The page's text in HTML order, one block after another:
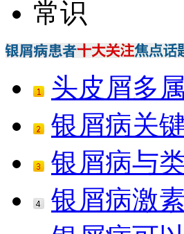
常识
头皮屑多
银屑病关
银屑病与
银屑病激